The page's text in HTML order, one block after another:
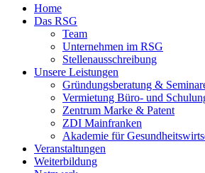
Home
Das RSG
Team
Unternehmen im RSG
Stellenausschreibung
Unsere Leistungen
Gründungsberatung &
Vermietung Büro- und
Zentrum Marke & Patent
ZDI Mainfranken
Akademie für
Veranstaltungen
Weiterbildung